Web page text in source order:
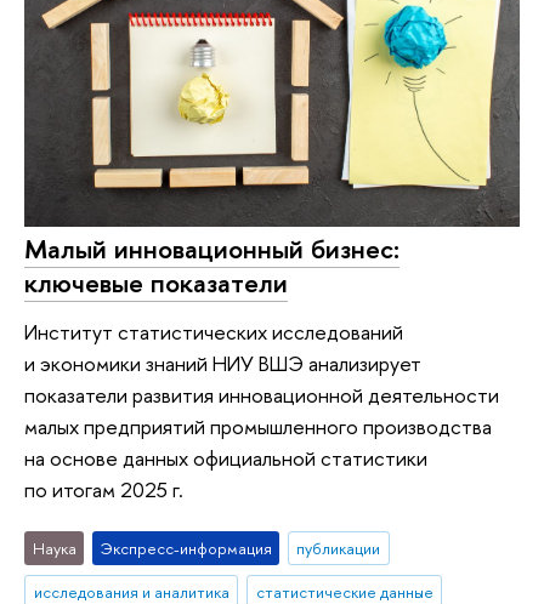
Малый инновационный бизнес:
ключевые показатели
Институт статистических исследований
и экономики знаний НИУ ВШЭ анализирует
показатели развития инновационной деятельности
малых предприятий промышленного производства
на основе данных официальной статистики
по итогам 2025 г.
Наука Экспресс-информация
публикации
исследования и аналитика
статистические данные